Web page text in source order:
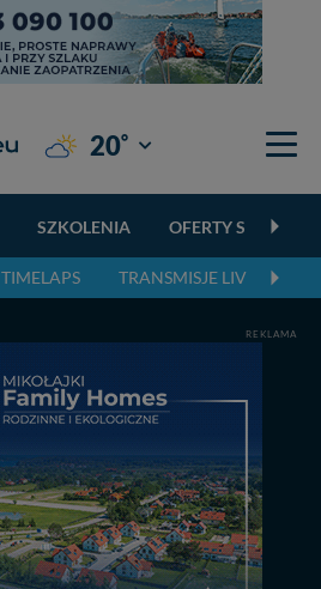
20° Giżycko
SZKOLENIA OFERTY
TIMELAPS TRANSMISJE LIVE
REKLAMA